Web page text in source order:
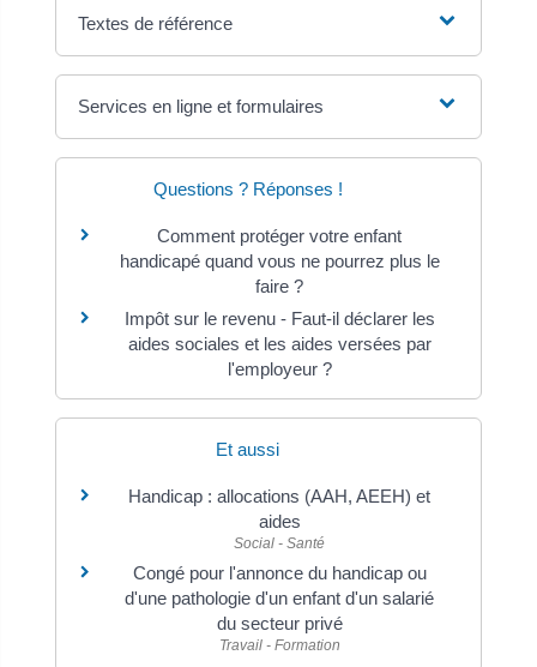
Textes de référence
Services en ligne et formulaires
Questions ? Réponses !
Comment protéger votre enfant
handicapé quand vous ne pourrez plus le
faire ?
Impôt sur le revenu - Faut-il déclarer les
aides sociales et les aides versées par
l'employeur ?
Et aussi
Handicap : allocations (AAH, AEEH) et
aides
Social - Santé
Congé pour l'annonce du handicap ou
d'une pathologie d'un enfant d'un salarié
du secteur privé
Travail - Formation